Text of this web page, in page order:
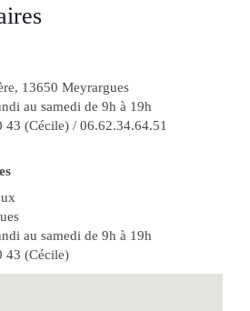
13650 Meyrargues
au samedi de 9h à 19h
43 (Cécile) / 06.62.34.64.51
au samedi de 9h à 19h
43 (Cécile)